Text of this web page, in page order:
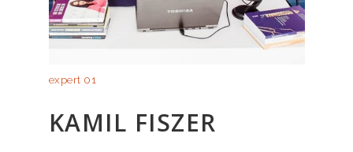
expert 01
KAMIL FISZER